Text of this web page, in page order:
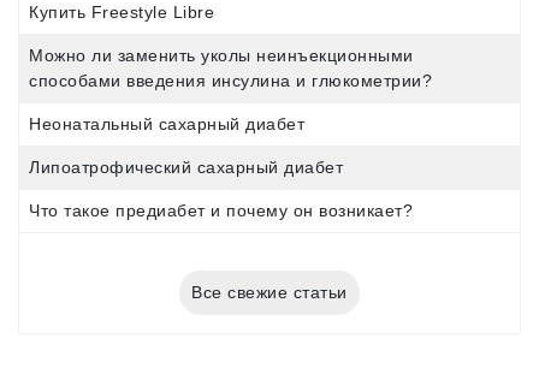
Купить Freestyle Libre
Можно ли заменить уколы неинъекционными
способами введения инсулина и глюкометрии?
Неонатальный сахарный диабет
Липоатрофический сахарный диабет
Что такое предиабет и почему он возникает?
Все свежие статьи